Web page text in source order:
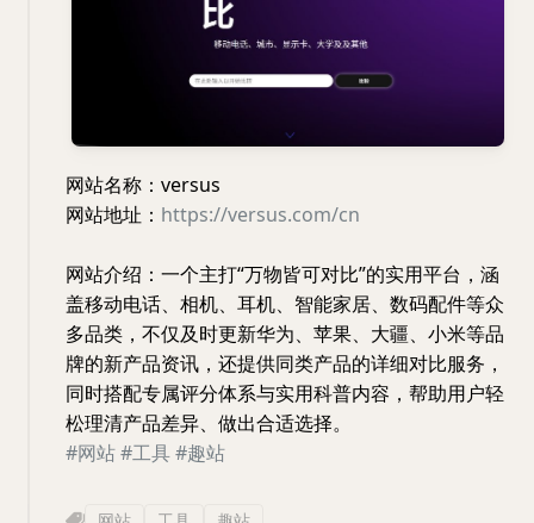
网站名称：versus
网站地址： https://versus.com/cn
网站介绍：一个主打“万物皆可对比”的实用平台，涵
盖移动电话、相机、耳机、智能家居、数码配件等众
多品类，不仅及时更新华为、苹果、大疆、小米等品
牌的新产品资讯，还提供同类产品的详细对比服务，
同时搭配专属评分体系与实用科普内容，帮助用户轻
松理清产品差异、做出合适选择。
#网站#工具#趣站